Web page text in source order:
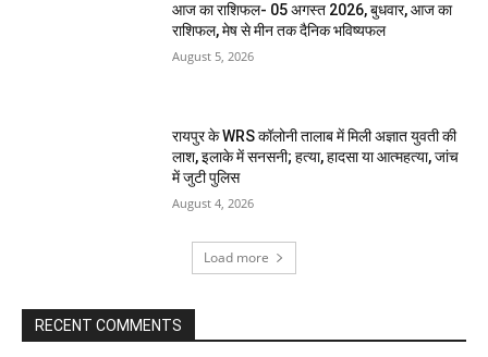
आज का राशिफल- 05 अगस्त 2026, बुधवार, आज का
राशिफल, मेष से मीन तक दैनिक भविष्यफल
August 5, 2026
रायपुर के WRS कॉलोनी तालाब में मिली अज्ञात युवती की
लाश, इलाके में सनसनी; हत्या, हादसा या आत्महत्या, जांच
में जुटी पुलिस
August 4, 2026
Load more
RECENT COMMENTS